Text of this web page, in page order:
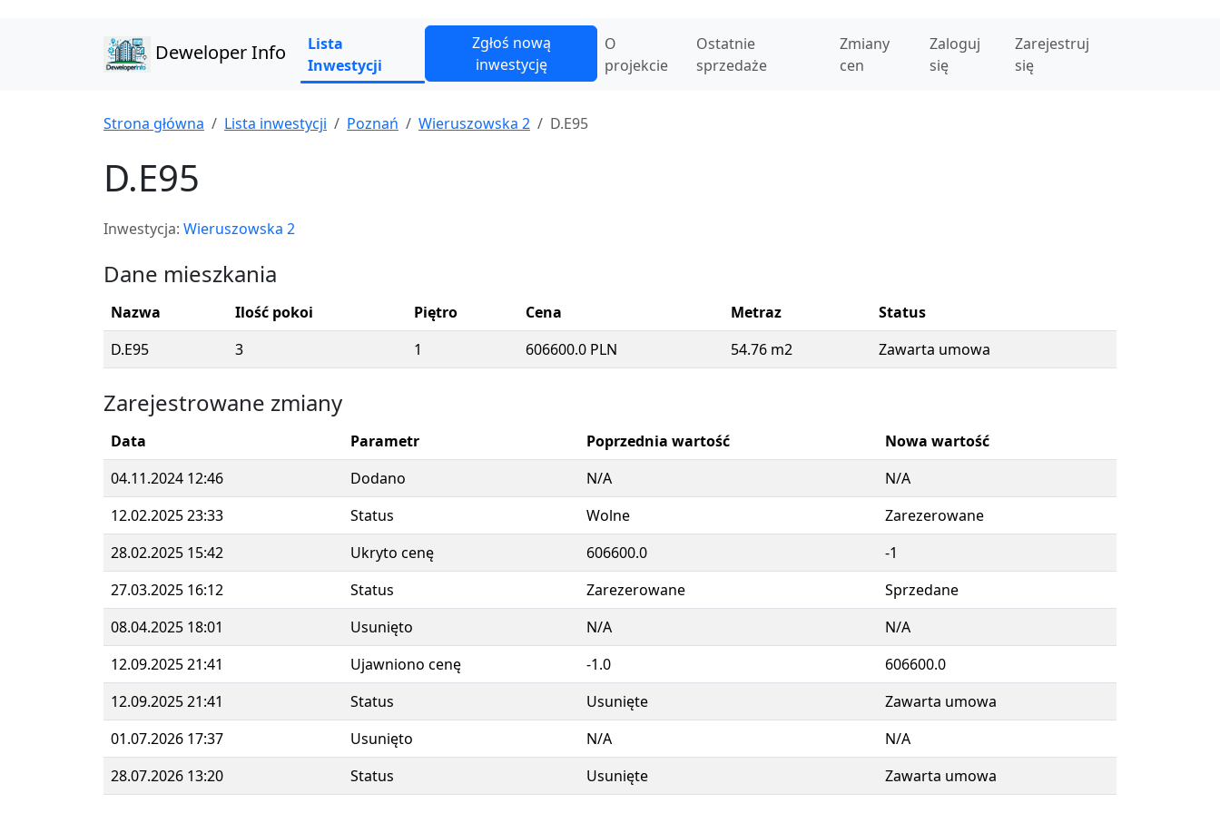
Deweloper Info
Lista
Inwestycji
Zgłoś nową
inwestycję
O
projekcie
Ostatnie
sprzedaże
Zmiany
cen
Zaloguj
się
Zarejestruj
się
Strona główna Lista inwestycji Poznań Wieruszowska 2 D.E95
D.E95
Inwestycja: Wieruszowska 2
Dane mieszkania
Nazwa Ilość pokoi Piętro Cena Metraz
Status
D.E95
3 1 606600.0 PLN 54.76 m2 Zawarta umowa
Zarejestrowane zmiany
Data Parametr Poprzednia wartość
Nowa wartość
04.11.2024 12:46
Dodano N/A
N/A
12.02.2025 23:33
Status Wolne
Zarezerowane
28.02.2025 15:42
Ukryto cenę 606600.0
-1
27.03.2025 16:12
Status Zarezerowane
Sprzedane
08.04.2025 18:01
Usunięto N/A
N/A
12.09.2025 21:41
Ujawniono cenę -1.0
606600.0
12.09.2025 21:41
Status Usunięte
Zawarta umowa
01.07.2026 17:37
Usunięto N/A
N/A
28.07.2026 13:20
Status Usunięte Zawarta umowa